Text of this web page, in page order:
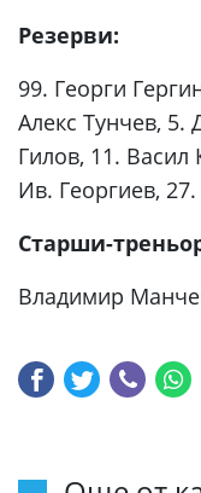
Резерви:
99. Георги
Алекс Тунчев,
Гилов, 11. Васил
Ив. Георгиев,
Старши-
Владимир